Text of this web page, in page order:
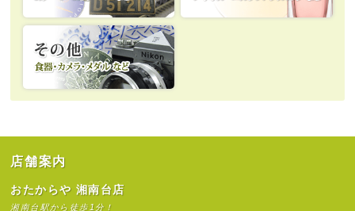
店舗案内
おたからや 湘南台店
湘南台駅から徒歩1分！